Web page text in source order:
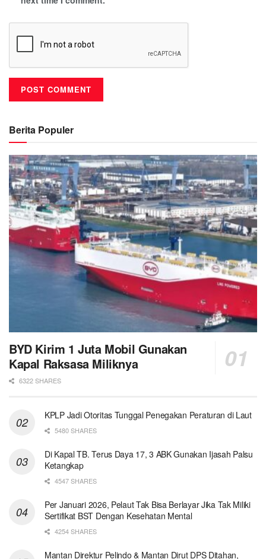
Berita Populer
BYD Kirim 1 Juta Mobil Gunakan
Kapal Raksasa Miliknya
6322 SHARES
KPLP Jadi Otoritas Tunggal Penegakan Peraturan di Laut
5480 SHARES
Di Kapal TB. Terus Daya 17, 3 ABK Gunakan Ijasah Palsu
Ketangkap
4547 SHARES
Per Januari 2026, Pelaut Tak Bisa Berlayar Jika Tak Miliki
Sertifikat BST Dengan Kesehatan Mental
4254 SHARES
Mantan Direktur Pelindo & Mantan Dirut DPS Ditahan,